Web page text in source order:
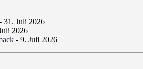
31. Juli 2026
2026
- 9. Juli 2026